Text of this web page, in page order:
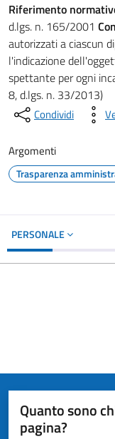
Riferimento
d.lgs. n. 165/2001
autorizzati a ciascun
l'indicazione
spettante per ogni
8, d.lgs. n. 33/2013)
Condividi
Argomenti
Trasparenza
PERSONALE
Quanto sono
pagina?